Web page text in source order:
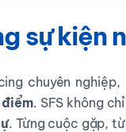
sự kiện
chuyên
. SFS không
. Từng cuộc gặp,